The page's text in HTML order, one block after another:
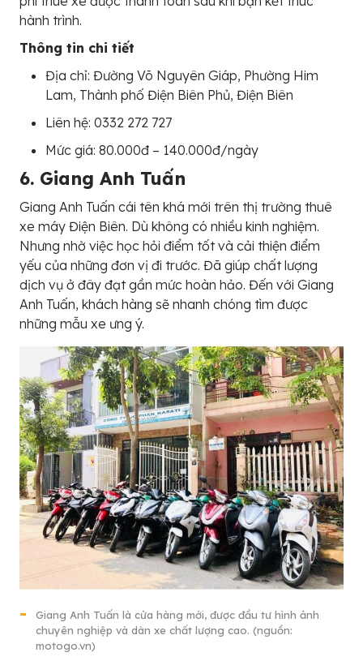
hành trình.
Thông tin chi tiết
Địa chỉ: Đường Võ Nguyên Giáp, Phường Him
Lam, Thành phố Điện Biên Phủ, Điện Biên
Liên hệ: 0332 272 727
Mức giá: 80.000đ – 140.000đ/ngày
6. Giang Anh Tuấn
Giang Anh Tuấn cái tên khá mới trên thị trường thuê
xe máy Điện Biên. Dù không có nhiều kinh nghiệm.
Nhưng nhờ việc học hỏi điểm tốt và cải thiện điểm
yếu của những đơn vị đi trước. Đã giúp chất lượng
dịch vụ ở đây đạt gần mức hoàn hảo. Đến với Giang
Anh Tuấn, khách hàng sẽ nhanh chóng tìm được
những mẫu xe ưng ý.
Giang Anh Tuấn là cửa hàng mới, được đầu tư hình ảnh
chuyên nghiệp và dàn xe chất lượng cao. (nguồn:
motogo.vn)